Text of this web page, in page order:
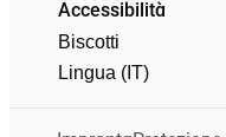
Accessibilità
Biscotti
Lingua (IT)